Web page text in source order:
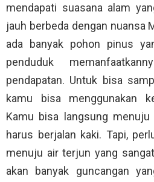
mendapati suasana alam
jauh berbeda dengan nuansa
ada banyak pohon pinus
penduduk
pendapatan. Untuk bisa
kamu bisa menggunakan
Kamu bisa langsung
harus berjalan kaki. Tapi,
menuju air terjun yang
akan banyak guncangan